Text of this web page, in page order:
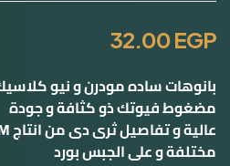
32.00EGP
بانوهات ساده مودرن و نیو
مضغوط فيوتك ذو كثافة و جودة
مختلفة و على الجبس بورد